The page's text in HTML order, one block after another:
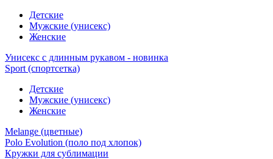
Детские
Мужские (унисекс)
Женские
Унисекс с длинным рукавом - новинка
Sport (спортсетка)
Детские
Мужские (унисекс)
Женские
Melange (цветные)
Polo Evolution (поло под хлопок)
Кружки для сублимации